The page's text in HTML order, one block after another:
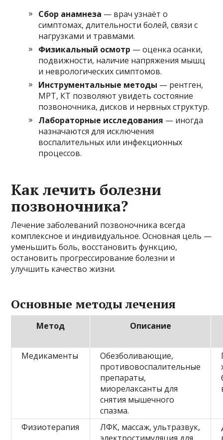
Сбор анамнеза — врач узнаёт о
симптомах, длительности болей, связи с
нагрузками и травмами.
Физикальный осмотр — оценка осанки,
подвижности, наличие напряжения мышц
и неврологических симптомов.
Инструментальные методы — рентген,
МРТ, КТ позволяют увидеть состояние
позвоночника, дисков и нервных структур.
Лабораторные исследования — иногда
назначаются для исключения
воспалительных или инфекционных
процессов.
Как лечить болезни
позвоночника?
Лечение заболеваний позвоночника всегда
комплексное и индивидуальное. Основная цель —
уменьшить боль, восстановить функцию,
остановить прогрессирование болезни и
улучшить качество жизни.
Основные методы лечения
Метод Описание
Медикаменты
Обезболивающие,
противовоспалительные
препараты,
миорелаксанты для
снятия мышечного
спазма.
Физиотерапия
ЛФК, массаж, ультразвук,